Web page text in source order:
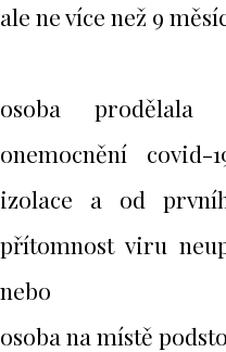
ale ne více než 9
osoba prodělala
onemocnění
izolace a od
přítomnost viru
nebo
osoba na místě